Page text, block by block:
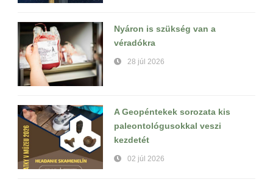
Nyáron is szükség van a
véradókra
28 júl 2026
A Geopéntekek sorozata kis
paleontológusokkal veszi
kezdetét
02 júl 2026